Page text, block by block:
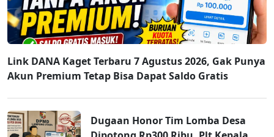
Link DANA Kaget Terbaru 7 Agustus 2026, Gak Punya
Akun Premium Tetap Bisa Dapat Saldo Gratis
Dugaan Honor Tim Lomba Desa